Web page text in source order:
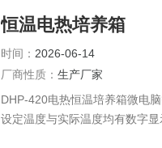
恒温电热培养箱
时间： 2026-06-14
厂商性质： 生产厂家
DHP-420电热恒温培养箱微电
设定温度与实际温度均有数字
部为不锈钢板，并有多层可以